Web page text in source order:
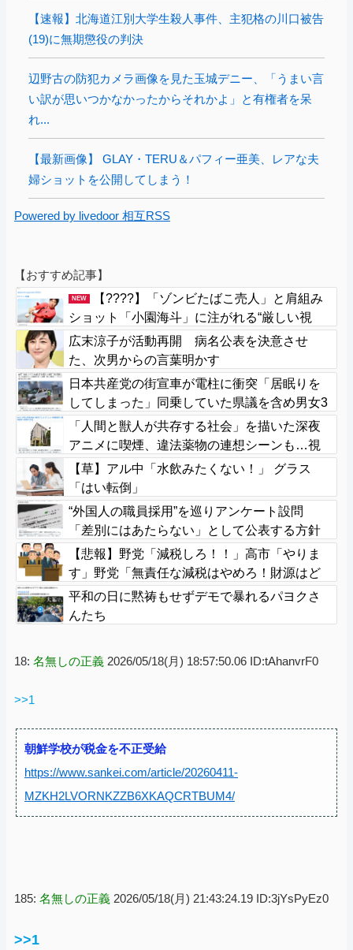
【速報】北海道江別大学生殺人事件、主犯格の川口被告
(19)に無期懲役の判決
辺野古の防犯カメラ画像を見た玉城デニー、「うまい言
い訳が思いつかなかったからそれかよ」と有権者を呆
れ...
【最新画像】 GLAY・TERU＆パフィー亜美、レアな夫
婦ショットを公開してしまう！
Powered by livedoor 相互RSS
【おすすめ記事】
NEW
【????】「ゾンビたばこ売人」と肩組み
ショット「小園海斗」に注がれる“厳しい視
線” 「レギュラー剥奪も選択肢のひとつに」
広末涼子が活動再開 病名公表を決意させ
た、次男からの言葉明かす
日本共産党の街宣車が電柱に衝突「居眠りを
してしまった」同乗していた県議を含め男女3
人重傷
「人間と獣人が共存する社会」を描いた深夜
アニメに喫煙、違法薬物の連想シーンも…視
聴者批判でBPO議論
【草】アル中「水飲みたくない！」 グラス
「はい転倒」
“外国人の職員採用”を巡りアンケート設問
「差別にはあたらない」として公表する方針
を決定 三重県
【悲報】野党「減税しろ！！」高市「やりま
す」野党「無責任な減税はやめろ！財源はど
うする????」
平和の日に黙祷もせずデモで暴れるパヨクさ
んたち
18: 名無しの正義 2026/05/18(月) 18:57:50.06 ID:tAhanvrF0
>>1
朝鮮学校が税金を不正受給
https://www.sankei.com/article/20260411-
MZKH2LVORNKZZB6XKAQCRTBUM4/
185: 名無しの正義 2026/05/18(月) 21:43:24.19 ID:3jYsPyEz0
>>1